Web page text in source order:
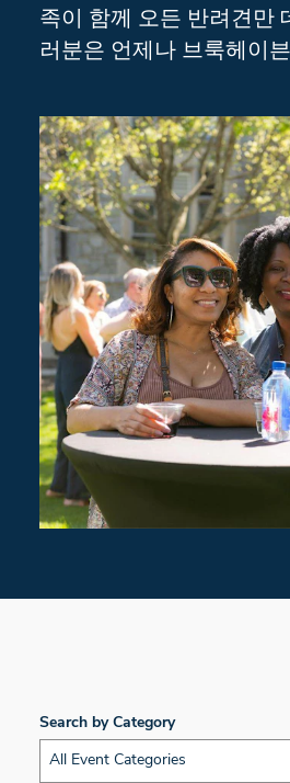
족이 함께 오든 반려견만
러분은 언제나 브룩헤이
Search by Category
All Event Categories